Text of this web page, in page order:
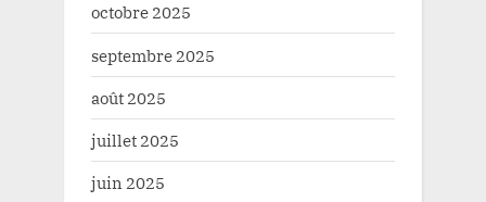
octobre 2025
septembre 2025
août 2025
juillet 2025
juin 2025